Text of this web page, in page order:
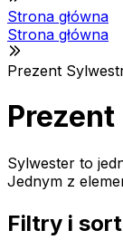
Strona główna
Strona główna
Prezent
Sylwester to
Jednym z
Filtry i